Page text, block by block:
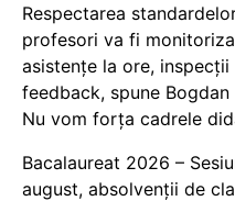
Respectarea
profesori va fi
asistențe la ore,
feedback, spune
Nu vom forța cadrele
Bacalaureat 2026 –
august, absolvenții de